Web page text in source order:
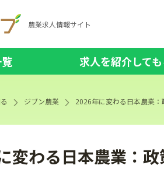
農業求人情報サイト
求人を紹介して
ジブン農業 2026年に変わる日本農業
変わる日本農業：